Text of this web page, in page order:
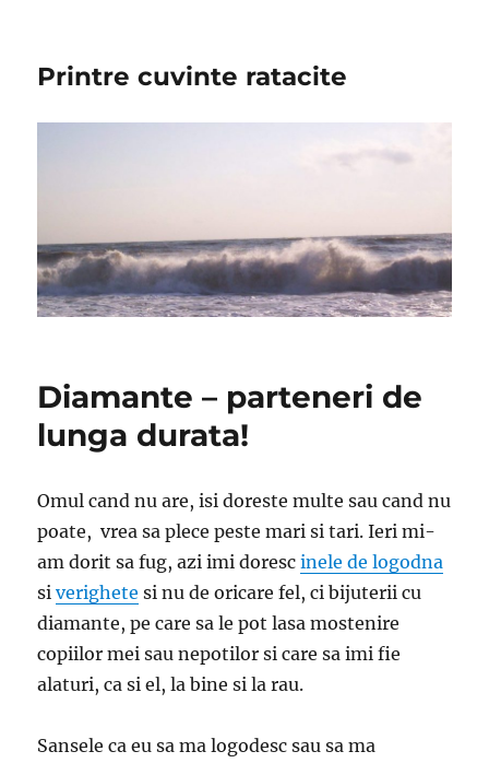
Printre cuvinte ratacite
Diamante – parteneri de
lunga durata!
Omul cand nu are, isi doreste multe sau cand nu
poate, vrea sa plece peste mari si tari. Ieri mi-
am dorit sa fug, azi imi dorescinele de logodna
siverighete si nu de oricare fel, ci bijuterii cu
diamante, pe care sa le pot lasa mostenire
copiilor mei sau nepotilor si care sa imi fie
alaturi, ca si el, la bine si la rau.
Sansele ca eu sa ma logodesc sau sa ma